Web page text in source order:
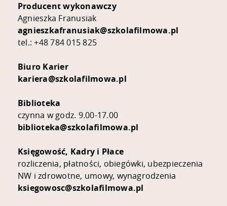
Producent wykonawczy
Agnieszka Franusiak
agnieszkafranusiak@szkolafilmowa.pl
tel.: +48 784 015 825
Biuro Karier
kariera@szkolafilmowa.pl
Biblioteka
czynna w godz. 9.00-17.00
biblioteka@szkolafilmowa.pl
Księgowość, Kadry i Płace
rozliczenia, płatności, obiegówki, ubezpieczenia
NW i zdrowotne, umowy, wynagrodzenia
ksiegowosc@szkolafilmowa.pl